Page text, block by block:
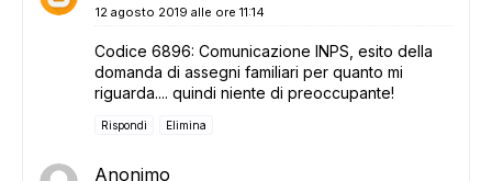
12 agosto 2019 alle ore 11:14
Codice 6896: Comunicazione INPS, esito della
domanda di assegni familiari per quanto mi
riguarda.... quindi niente di preoccupante!
Rispondi Elimina
Anonimo